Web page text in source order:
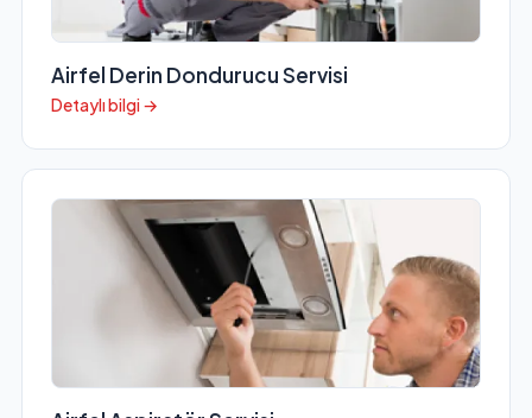
Airfel Derin Dondurucu Servisi
Detaylı bilgi →